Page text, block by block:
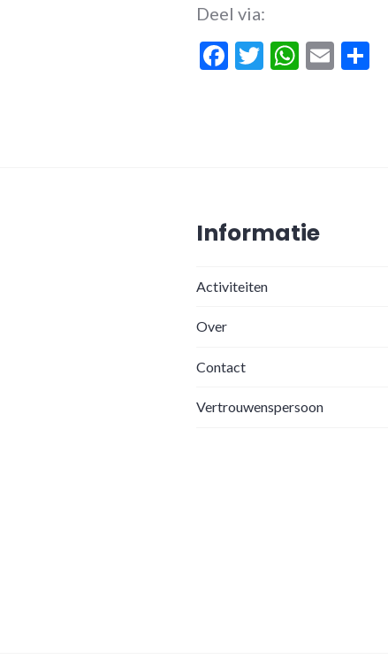
Deel via:
Facebook
TwitterEmail
Informatie
Activiteiten
Over
Contact
Vertrouwenspersoon